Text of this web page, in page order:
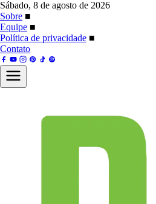
Sábado, 8 de agosto de 2026
Sobre ■
Equipe ■
Política de privacidade ■
Contato